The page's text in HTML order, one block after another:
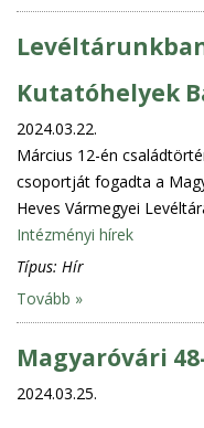
Kutatóhelyek
2024.03.22.
Március 12-én
csoportját fogadta a
Heves Vármegyei
Intézményi hírek
Típus: Hír
Tovább »
Magyaróvári
2024.03.25.